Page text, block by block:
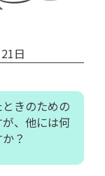
日
きのための
、他には何
？